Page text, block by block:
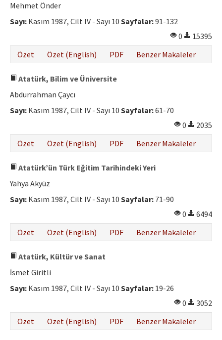
Etik İlkeler
Yazar Rehberi
Hakem Rehberi
Mehmet Önder
Sayı: Kasım 1987, Cilt IV - Sayı 10 Sayfalar:91-132
0
15395
Özet
Özet (English) PDF Benzer Makaleler
Atatürk, Bilim ve Üniversite
Abdurrahman Çaycı
Sayı: Kasım 1987, Cilt IV - Sayı 10 Sayfalar:61-70
0
2035
Özet
Özet (English) PDF Benzer Makaleler
Atatürk’ün Türk Eğitim Tarihindeki Yeri
Yahya Akyüz
Sayı: Kasım 1987, Cilt IV - Sayı 10 Sayfalar: 71-90
0
6494
Özet
Özet (English) PDF Benzer Makaleler
Atatürk, Kültür ve Sanat
İsmet Giritli
Sayı: Kasım 1987, Cilt IV - Sayı 10 Sayfalar: 19-26
0
3052
Özet
Özet (English) PDF Benzer Makaleler